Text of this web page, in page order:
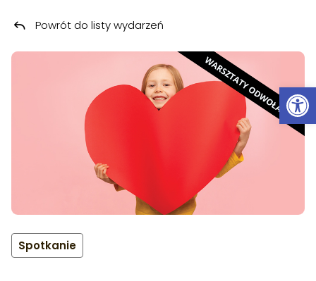
Przeskocz do treści
Spotkanie
Powrót do listy wydarzeń